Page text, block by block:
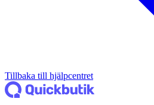
Tillbaka till hjälpcentret